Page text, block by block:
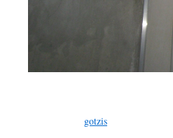
gotzis